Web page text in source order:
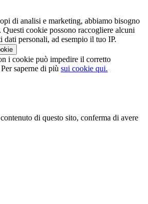
di analisi e marketing, abbiamo bisogno
cookie possono raccogliere alcuni
dati personali, ad esempio il tuo IP.
i cookie può impedire il corretto
saperne di più sui cookie qui.
di questo sito, conferma di avere